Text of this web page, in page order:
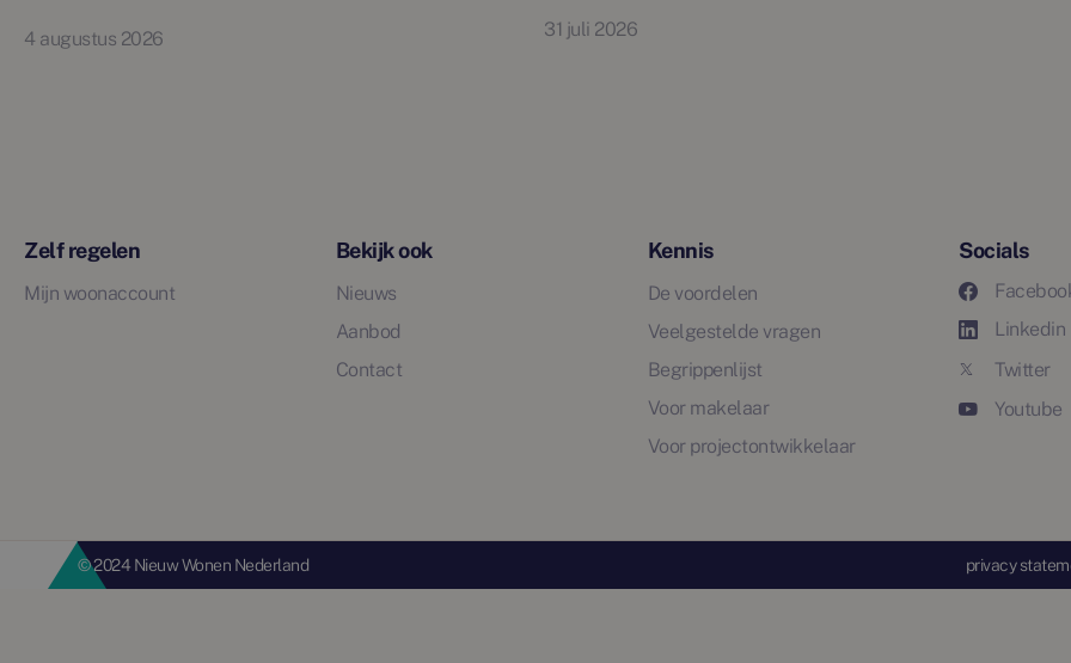
4 augustus 2026 31 juli 2026
Zelf regelen
Mijn woonaccount
Bekijk ook
Nieuws
Aanbod
Contact
Kennis
De voordelen
Veelgestelde vragen
Begrippenlijst
Voor makelaar
Voor projectontwikkelaar
Socials
Linkedin
Twitter
Youtube
© 2024 Nieuw Wonen Nederland privacy